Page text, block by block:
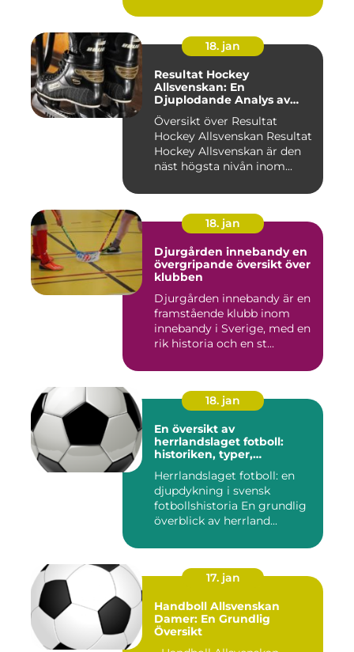
18. jan
Resultat Hockey
Allsvenskan: En
Djuplodande Analys av
Sveriges Mest Populära
Ishockeyliga
Översikt över Resultat
Hockey Allsvenskan Resultat
Hockey Allsvenskan är den
näst högsta nivån inom...
18. jan
Djurgården innebandy en
övergripande översikt över
klubben
Djurgården innebandy är en
framstående klubb inom
innebandy i Sverige, med en
rik historia och en st...
18. jan
En översikt av
herrlandslaget fotboll:
historiken, typer,
Herrlandslaget fotboll: en
djupdykning i svensk
fotbollshistoria En grundlig
överblick av herrland...
17. jan
Handboll Allsvenskan
Damer: En Grundlig
Översikt